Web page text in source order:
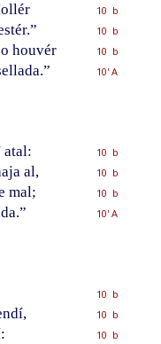
10 b
10 b
houvér
10 b
10' A
atal:
10 b
al,
10 b
mal;
10 b
10' A
10 b
10 b
10 b